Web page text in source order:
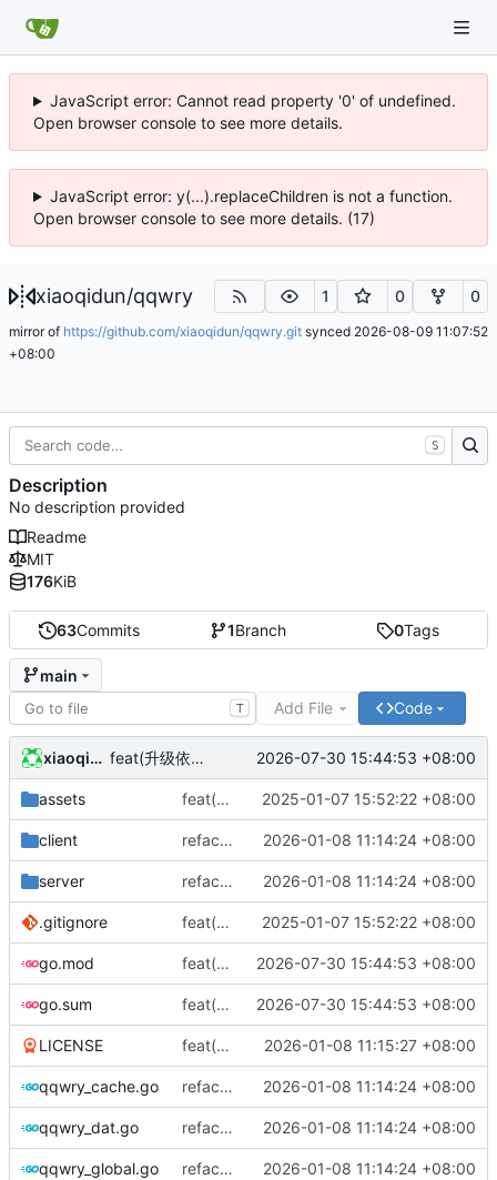
JavaScript error: Cannot read property '0' of undefined.
Open browser console to see more details.
JavaScript error: y(...).replaceChildren is not a function.
Open browser console to see more details. (17)
xiaoqidun/qqwry 1 0 0
mirror of https://github.com/xiaoqidun/qqwry.git synced 2026-08-09 11:07:52
+08:00
63Commits 1Branch 0Tags
main
T Add File Code
xiaoqidun feat(升级依赖): 升级golang.org/x/text到v0.40.0 2026-07-30 15:44:53 +08:00
assets feat(更新功能): 兼容metowolf提供的qqwry.ipdb格式（原版） 2025-01-07 15:52:22 +08:00
client refactor(重构代码): 重构并保持接口兼容 2026-01-08 11:14:24 +08:00
server refactor(重构代码): 重构并保持接口兼容 2026-01-08 11:14:24 +08:00
.gitignore feat(更新功能): 兼容metowolf提供的qqwry.ipdb格式（原版） 2025-01-07 15:52:22 +08:00
go.mod feat(升级依赖): 升级golang.org/x/text到v0.40.0 2026-07-30 15:44:53 +08:00
go.sum feat(升级依赖): 升级golang.org/x/text到v0.40.0 2026-07-30 15:44:53 +08:00
LICENSE feat(规范标识): 规范标识 2026-01-08 11:15:27 +08:00
qqwry_cache.go refactor(重构代码): 重构并保持接口兼容 2026-01-08 11:14:24 +08:00
qqwry_dat.go refactor(重构代码): 重构并保持接口兼容 2026-01-08 11:14:24 +08:00
qqwry_global.go refactor(重构代码): 重构并保持接口兼容 2026-01-08 11:14:24 +08:00
S
Description
No description provided
Readme
MIT
176KiB